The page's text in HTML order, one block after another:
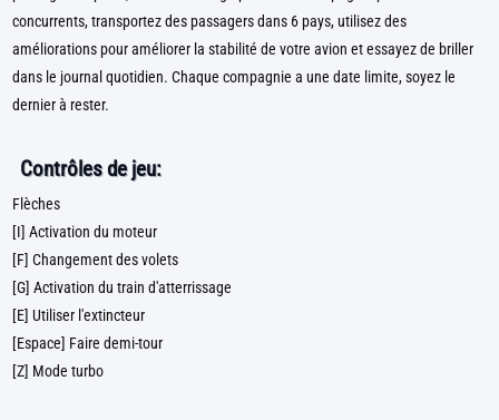
concurrents, transportez des passagers dans 6 pays, utilisez des
améliorations pour améliorer la stabilité de votre avion et essayez de briller
dans le journal quotidien. Chaque compagnie a une date limite, soyez le
dernier à rester.
Contrôles de jeu:
Flèches
[I] Activation du moteur
[F] Changement des volets
[G] Activation du train d'atterrissage
[E] Utiliser l'extincteur
[Espace] Faire demi-tour
[Z] Mode turbo